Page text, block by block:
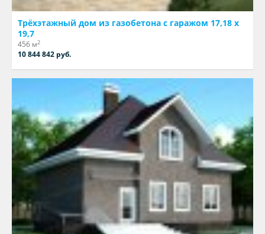
Трёхэтажный дом из газобетона с гаражом 17,18 х
19,7
456 м2
10 844 842 руб.